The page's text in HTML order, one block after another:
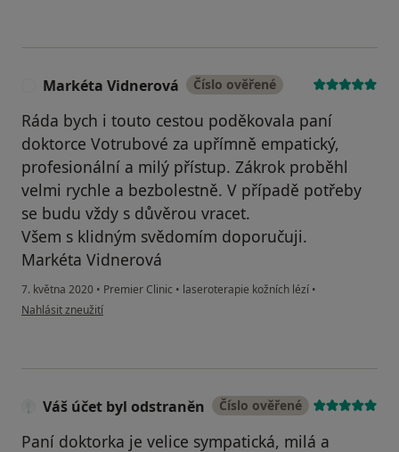
Markéta Vidnerová Číslo ověřené
Ráda bych i touto cestou poděkovala paní
doktorce Votrubové za upřímně empatický,
profesionální a milý přístup. Zákrok proběhl
velmi rychle a bezbolestně. V případě potřeby
se budu vždy s důvěrou vracet.
Všem s klidným svědomím doporučuji.
Markéta Vidnerová
7. května 2020 • Premier Clinic • laseroterapie kožních lézí •
podle názoru uživatele Markéta Vidnerová
Nahlásit zneužití
Váš účet byl odstraněn Číslo ověřené
Paní doktorka je velice sympatická, milá a